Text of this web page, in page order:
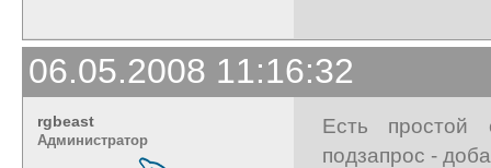
06.05.2008 11:16:32
rgbeast
Администратор
Есть простой
подзапрос -